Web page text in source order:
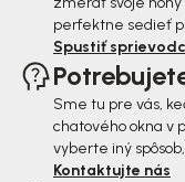
perfektne sedieť
Spustiť
Sme tu pre vás,
chatového okna v
vyberte iný
Kontaktujte nás